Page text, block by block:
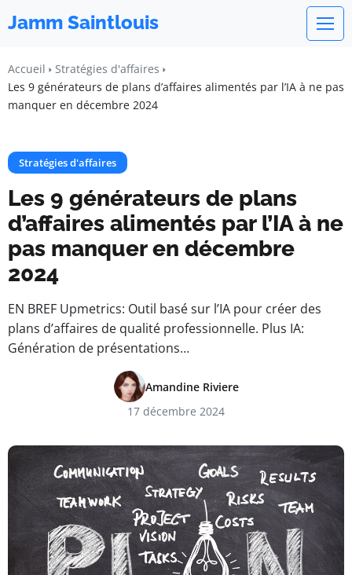
Jamm Saintlouis
Accueil
Stratégies d'affaires
Les 9 générateurs de plans d’affaires alimentés par l’IA à ne pas
manquer en décembre 2024
Stratégies d'affaires
Les 9 générateurs de plans
d’affaires alimentés par l’IA à ne
pas manquer en décembre
2024
EN BREF Upmetrics: Outil basé sur l’IA pour créer des
plans d’affaires de qualité professionnelle. Plus IA:
Génération de présentations…
Amandine Riviere
17 décembre 2024